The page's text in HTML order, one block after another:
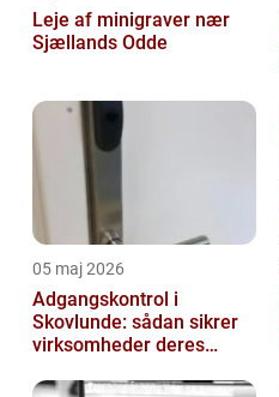
Leje af minigraver nær
Sjællands Odde
05 maj 2026
Adgangskontrol i
Skovlunde: sådan sikrer
virksomheder deres